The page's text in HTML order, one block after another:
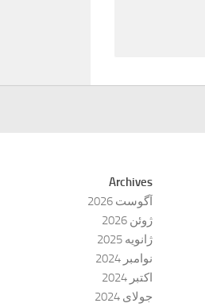
Archives
آگوست 2026
ژوئن 2026
ژانویه 2025
نوامبر 2024
اکتبر 2024
جولای 2024